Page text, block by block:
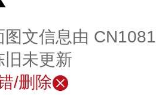
文信息由
旧未更新
/删除